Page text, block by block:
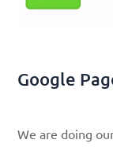
Google
We are doing